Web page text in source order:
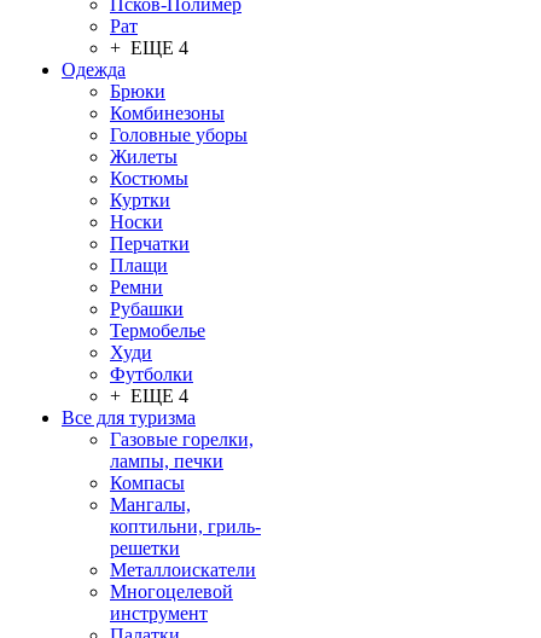
Псков-Полимер
Рат
+ ЕЩЕ 4
Одежда
Брюки
Комбинезоны
Головные уборы
Жилеты
Костюмы
Куртки
Носки
Перчатки
Плащи
Ремни
Рубашки
Термобелье
Худи
Футболки
+ ЕЩЕ 4
Все для туризма
Газовые горелки,
лампы, печки
Компасы
Мангалы,
коптильни, гриль-
решетки
Металлоискатели
Многоцелевой
инструмент